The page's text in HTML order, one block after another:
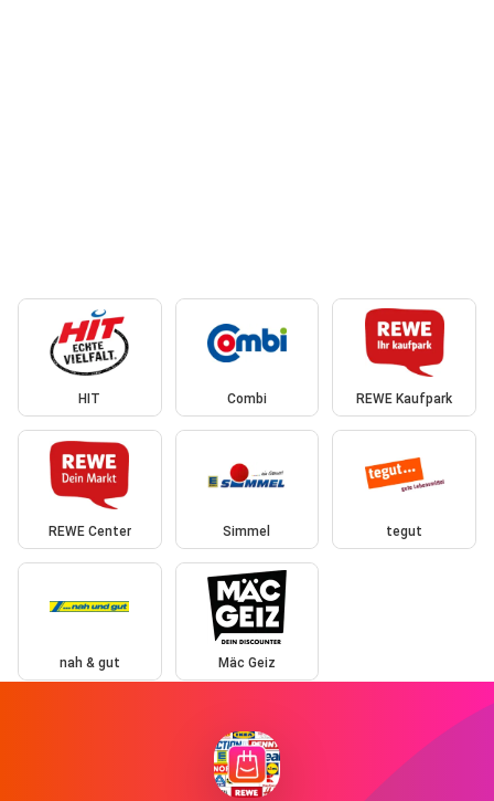
HIT Combi REWE Kaufpark
REWE Center Simmel tegut
nah & gut Mäc Geiz